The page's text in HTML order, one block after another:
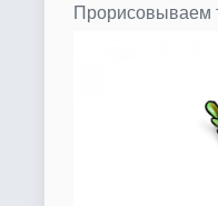
Прорисовываем